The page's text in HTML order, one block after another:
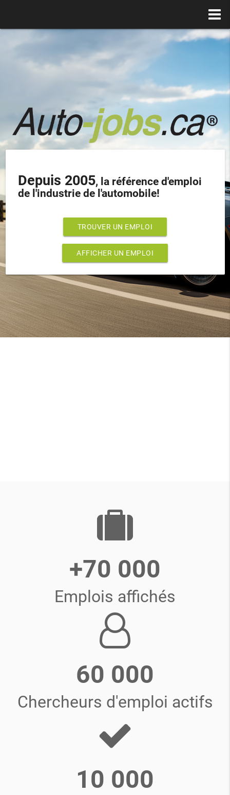
Depuis 2005, la référence d'emploi
de l'industrie de l'automobile!
TROUVER UN EMPLOI
AFFICHER UN EMPLOI
+70 000
Emplois affichés
60 000
Chercheurs d'emploi actifs
10 000